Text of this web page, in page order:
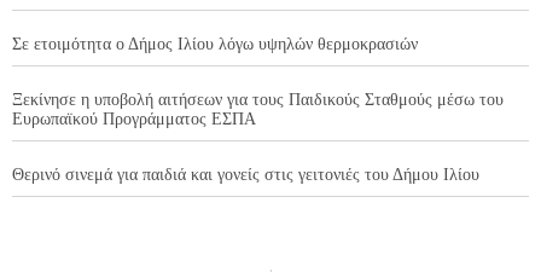
Σε ετοιμότητα ο Δήμος Ιλίου λόγω υψηλών θερμοκρασιών
Ξεκίνησε η υποβολή αιτήσεων για τους Παιδικούς Σταθμούς μέσω του
Ευρωπαϊκού Προγράμματος ΕΣΠΑ
Θερινό σινεμά για παιδιά και γονείς στις γειτονιές του Δήμου Ιλίου